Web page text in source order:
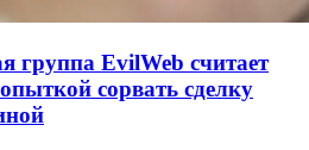
группа EvilWeb считает
сорвать сделку